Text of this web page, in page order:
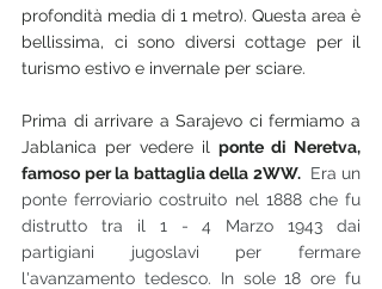
profondità media di 1 metro). Questa area è
bellissima, ci sono diversi cottage per il
turismo estivo e invernale per sciare.
Prima di arrivare a Sarajevo ci fermiamo a
Jablanica per vedere il ponte di Neretva,
famoso per la battaglia della 2WW. Era un
ponte ferroviario costruito nel 1888 che fu
distrutto tra il 1 - 4 Marzo 1943 dai
partigiani jugoslavi per fermare
l'avanzamento tedesco. In sole 18 ore fu